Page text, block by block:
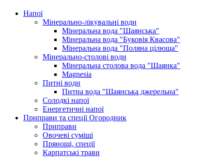
Напої
Мінерально-лікувальні води
Мінеральна вода "Шаянська"
Мінеральна вода "Буковія Квасова"
Мінеральна вода "Поляна цілюща"
Мінерально-столові води
Мінеральна столова вода "Шаянка"
Magnesia
Питні води
Питна вода "Шаянська джерельна"
Солодкі напої
Енергетичні напої
Приправи та спеції Огородник
Приправи
Овочеві суміші
Прянощі, спеції
Карпатські трави